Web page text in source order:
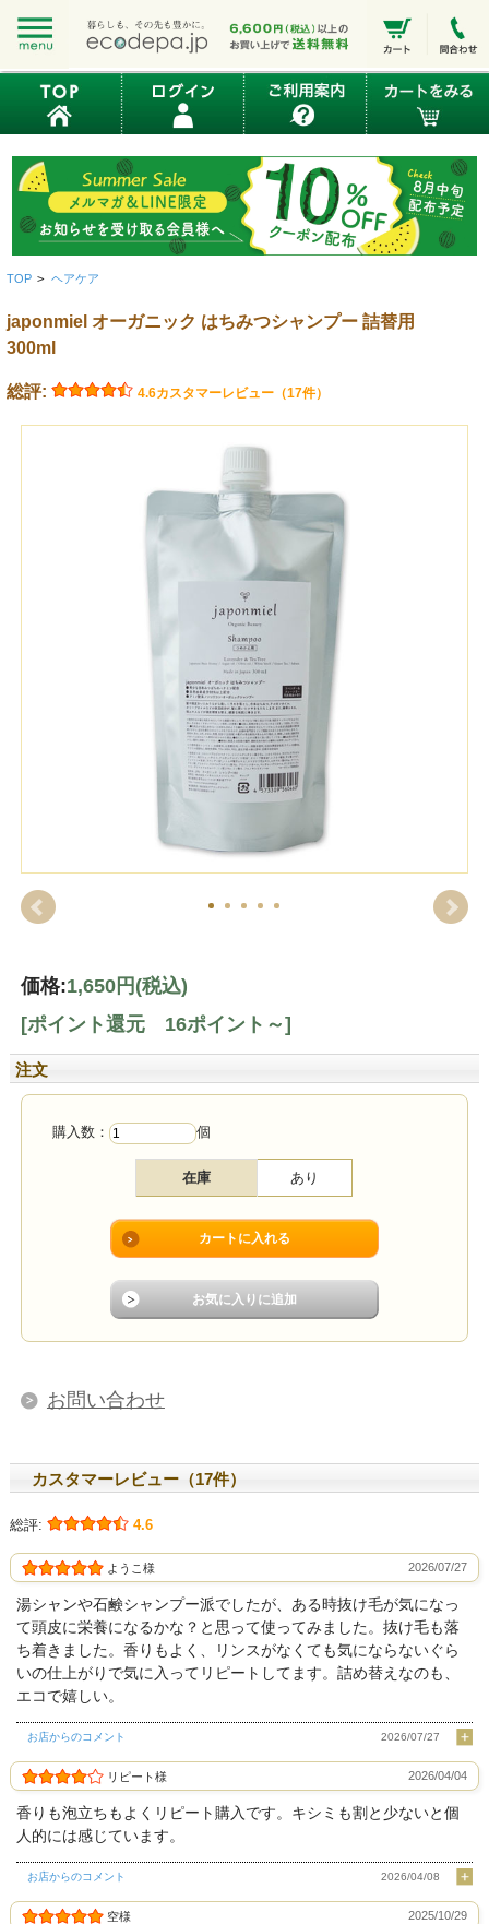
TOP > ヘアケア
japonmiel オーガニック はちみつシャンプー 詰替用
300ml
総評: 4.6カスタマーレビュー（17件）
価格:1,650円 (税込)
[ポイント還元 16ポイント～]
注文
購入数： 個
在庫 あり
お問い合わせ
カスタマーレビュー（17件）
総評: 4.6
ようこ様 2026/07/27
湯シャンや石鹸シャンプー派でしたが、ある時抜け毛が気になっ
て頭皮に栄養になるかな？と思って使ってみました。抜け毛も落
ち着きました。香りもよく、リンスがなくても気にならないぐら
いの仕上がりで気に入ってリピートしてます。詰め替えなのも、
エコで嬉しい。
お店からのコメント 2026/07/27
リピート様 2026/04/04
香りも泡立ちもよくリピート購入です。キシミも割と少ないと個
人的には感じています。
お店からのコメント 2026/04/08
空様 2025/10/29